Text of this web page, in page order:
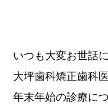
いつも大変お世話
大坪歯科矯正歯科医
年末年始の診療に